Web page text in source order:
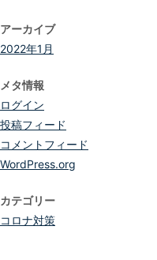
アーカイブ
2022年1月
メタ情報
ログイン
投稿フィード
コメントフィード
WordPress.org
カテゴリー
コロナ対策